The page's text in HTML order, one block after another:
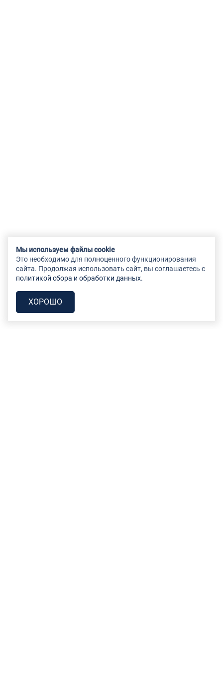
Мы используем файлы cookie
Это необходимо для полноценного функционирования
сайта. Продолжая использовать сайт, вы соглашаетесь с
политикой сбора и обработки данных.
ХОРОШО